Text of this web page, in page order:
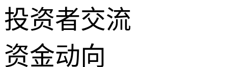
投资者交流
资金动向